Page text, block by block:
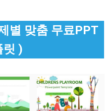
별 맞춤 무료PPT
릿 )